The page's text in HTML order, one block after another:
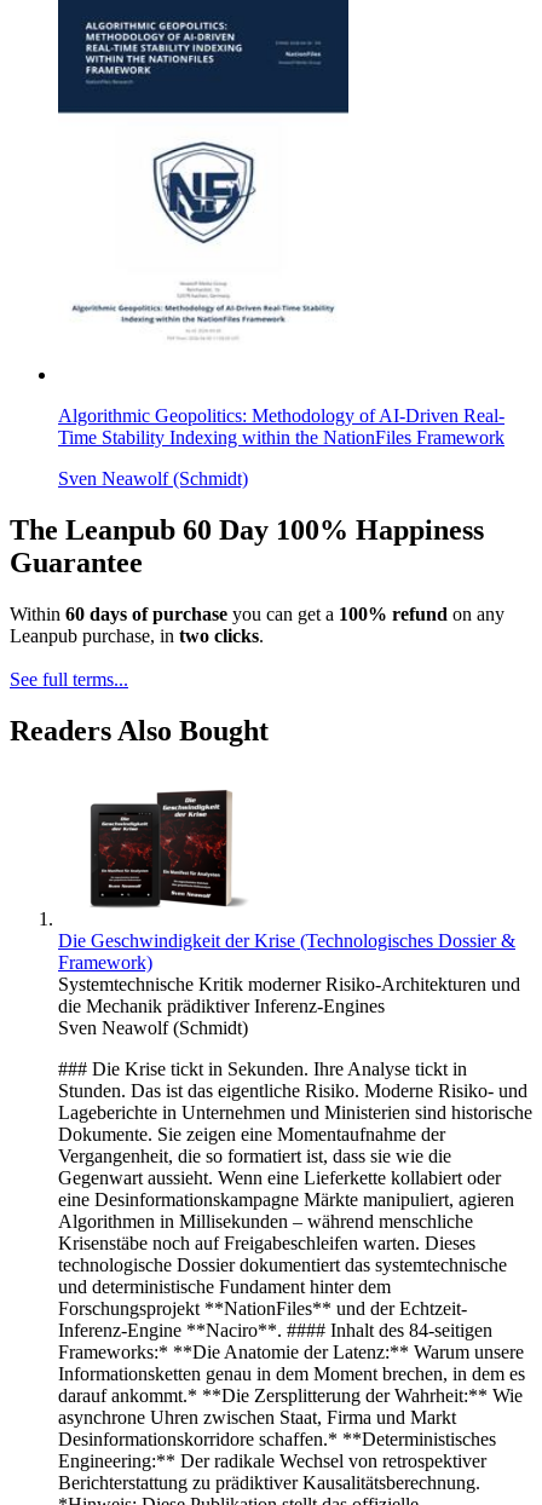
Algorithmic Geopolitics: Methodology of AI-Driven Real-
Time Stability Indexing within the NationFiles Framework
Sven Neawolf (Schmidt)
The Leanpub 60 Day 100% Happiness
Guarantee
Within 60 days of purchase you can get a 100% refund on any
Leanpub purchase, in two clicks.
See full terms...
Readers Also Bought
Die Geschwindigkeit der Krise (Technologisches Dossier &
Framework)
Systemtechnische Kritik moderner Risiko-Architekturen und
die Mechanik prädiktiver Inferenz-Engines
Sven Neawolf (Schmidt)
### Die Krise tickt in Sekunden. Ihre Analyse tickt in
Stunden. Das ist das eigentliche Risiko. Moderne Risiko- und
Lageberichte in Unternehmen und Ministerien sind historische
Dokumente. Sie zeigen eine Momentaufnahme der
Vergangenheit, die so formatiert ist, dass sie wie die
Gegenwart aussieht. Wenn eine Lieferkette kollabiert oder
eine Desinformationskampagne Märkte manipuliert, agieren
Algorithmen in Millisekunden – während menschliche
Krisenstäbe noch auf Freigabeschleifen warten. Dieses
technologische Dossier dokumentiert das systemtechnische
und deterministische Fundament hinter dem
Forschungsprojekt **NationFiles** und der Echtzeit-
Inferenz-Engine **Naciro**. #### Inhalt des 84-seitigen
Frameworks:* **Die Anatomie der Latenz:** Warum unsere
Informationsketten genau in dem Moment brechen, in dem es
darauf ankommt.* **Die Zersplitterung der Wahrheit:** Wie
asynchrone Uhren zwischen Staat, Firma und Markt
Desinformationskorridore schaffen.* **Deterministisches
Engineering:** Der radikale Wechsel von retrospektiver
Berichterstattung zu prädiktiver Kausalitätsberechnung.